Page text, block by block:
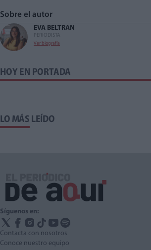
Sobre el autor
EVA BELTRAN
PERIODISTA
Ver biografía
HOY EN PORTADA
LO MÁS LEÍDO
Síguenos en:
Contacta con nosotros
Conoce nuestro equipo